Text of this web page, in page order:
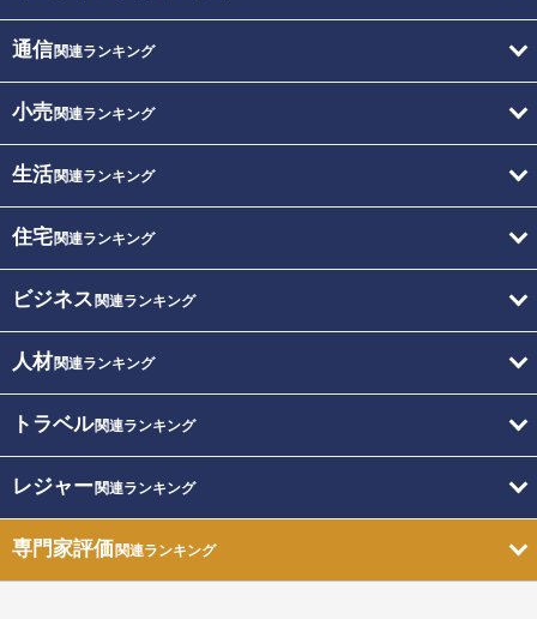
通信関連ランキング
小売関連ランキング
生活関連ランキング
住宅関連ランキング
ビジネス 関連ランキング
人材関連ランキング
トラベル関連ランキング
レジャー関連ランキング
専門家評価関連ランキング